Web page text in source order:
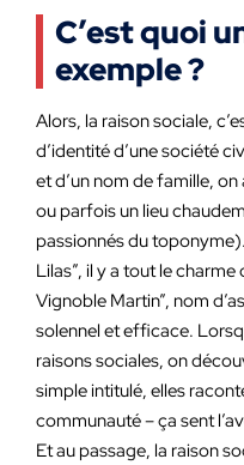
C’est quoi
exemple ?
Alors, la raison sociale,
d’identité d’une société
et d’un nom de famille,
ou parfois un lieu
passionnés du
Lilas”, il y a tout le charme
Vignoble Martin”, nom
solennel et efficace.
raisons sociales, on
simple intitulé, elles
communauté – ça sent
Et au passage, la raison